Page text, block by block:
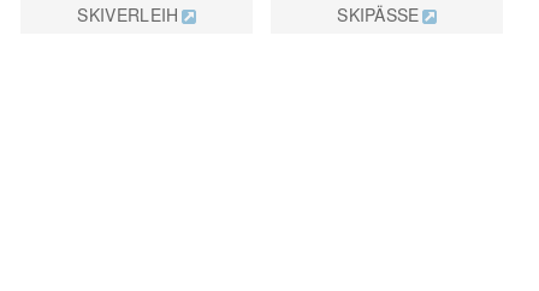
SKIVERLEIH SKIPÄSSE